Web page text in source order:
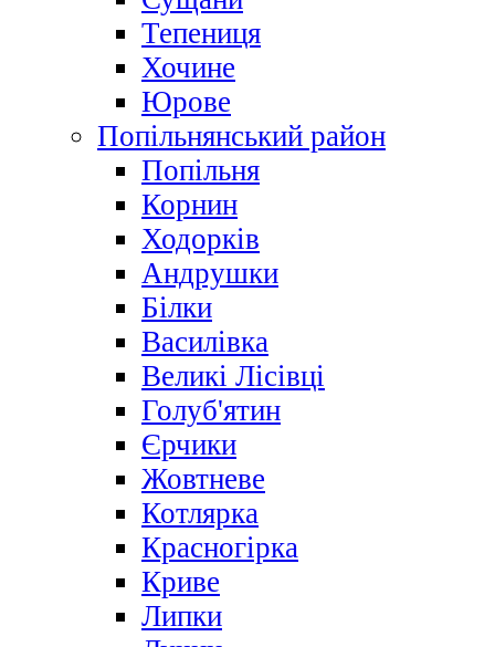
Тепениця
Хочине
Юрове
Попільнянський район
Попільня
Корнин
Ходорків
Андрушки
Білки
Василівка
Великі Лісівці
Голуб'ятин
Єрчики
Жовтневе
Котлярка
Красногірка
Криве
Липки